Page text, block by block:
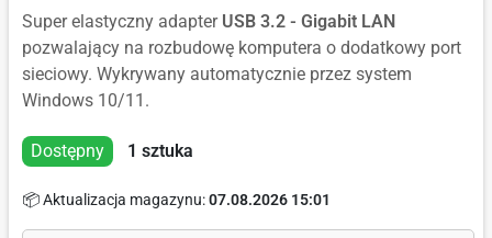
Super elastyczny adapter USB 3.2 - Gigabit LAN
pozwalający na rozbudowę komputera o dodatkowy port
sieciowy. Wykrywany automatycznie przez system
Windows 10/11.
Dostępny 1 sztuka
📦 Aktualizacja magazynu:07.08.2026 15:01